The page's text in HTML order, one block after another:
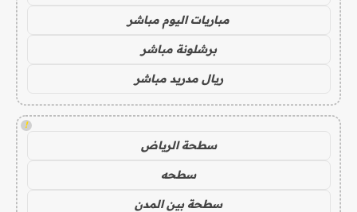
مباريات اليوم مباشر
برشلونة مباشر
ريال مدريد مباشر
!
سطحة الرياض
سطحه
سطحة بين المدن